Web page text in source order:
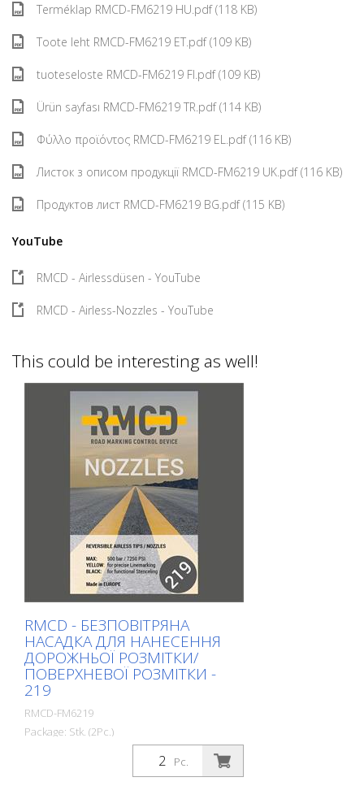
Terméklap RMCD-FM6219 HU.pdf (118 KB)
Toote leht RMCD-FM6219 ET.pdf (109 KB)
tuoteseloste RMCD-FM6219 FI.pdf (109 KB)
Ürün sayfası RMCD-FM6219 TR.pdf (114 KB)
Φύλλο προϊόντος RMCD-FM6219 EL.pdf (116 KB)
Листок з описом продукції RMCD-FM6219 UK.pdf (116 KB)
Продуктов лист RMCD-FM6219 BG.pdf (115 KB)
YouTube
RMCD - Airlessdüsen - YouTube
RMCD - Airless-Nozzles - YouTube
This could be interesting as well!
RMCD - БЕЗПОВІТРЯНА
НАСАДКА ДЛЯ НАНЕСЕННЯ
ДОРОЖНЬОЇ РОЗМІТКИ/
ПОВЕРХНЕВОЇ РОЗМІТКИ -
219
RMCD-FM6219
Package: Stk. (2Pc.)
Pc.